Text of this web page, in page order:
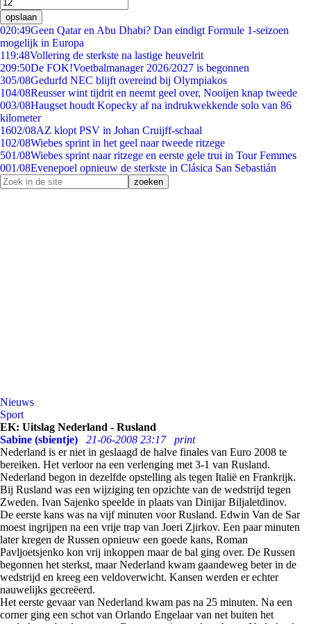
opslaan
020:49Geen Qatar en Abu Dhabi? Dan eindigt Formule 1-seizoen
mogelijk in Europa
119:48Vollering de sterkste na lastige heuvelrit
209:50De FOK!Voetbalmanager 2026/2027 is begonnen
305/08Gedurfd NEC blijft overeind bij Olympiakos
104/08Reusser wint tijdrit en neemt geel over, Nooijen knap tweede
003/08Haugset houdt Kopecky af na indrukwekkende solo van 86
kilometer
1602/08AZ klopt PSV in Johan Cruijff-schaal
102/08Wiebes sprint in het geel naar tweede ritzege
501/08Wiebes sprint naar ritzege en eerste gele trui in Tour Femmes
001/08Evenepoel opnieuw de sterkste in Clásica San Sebastián
Nieuws
Sport
EK: Uitslag Nederland - Rusland
Sabine (sbientje)
21-06-2008 23:17
print
Nederland is er niet in geslaagd de halve finales van Euro 2008 te
bereiken. Het verloor na een verlenging met 3-1 van Rusland.
Nederland begon in dezelfde opstelling als tegen Italië en Frankrijk.
Bij Rusland was een wijziging ten opzichte van de wedstrijd tegen
Zweden. Ivan Sajenko speelde in plaats van Dinijar Biljaletdinov.
De eerste kans was na vijf minuten voor Rusland. Edwin Van de Sar
moest ingrijpen na een vrije trap van Joeri Zjirkov. Een paar minuten
later kregen de Russen opnieuw een goede kans, Roman
Pavljoetsjenko kon vrij inkoppen maar de bal ging over. De Russen
begonnen het sterkst, maar Nederland kwam gaandeweg beter in de
wedstrijd en kreeg een veldoverwicht. Kansen werden er echter
nauwelijks gecreëerd.
Het eerste gevaar van Nederland kwam pas na 25 minuten. Na een
corner ging een schot van Orlando Engelaar van net buiten het